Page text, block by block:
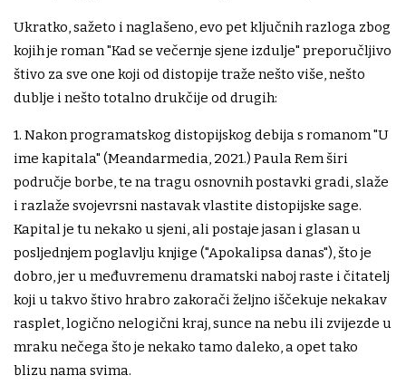
Ukratko, sažeto i naglašeno, evo pet ključnih razloga zbog
kojih je roman "Kad se večernje sjene izdulje" preporučljivo
štivo za sve one koji od distopije traže nešto više, nešto
dublje i nešto totalno drukčije od drugih:
1. Nakon programatskog distopijskog debija s romanom "U
ime kapitala" (Meandarmedia, 2021.) Paula Rem širi
područje borbe, te na tragu osnovnih postavki gradi, slaže
i razlaže svojevrsni nastavak vlastite distopijske sage.
Kapital je tu nekako u sjeni, ali postaje jasan i glasan u
posljednjem poglavlju knjige ("Apokalipsa danas"), što je
dobro, jer u međuvremenu dramatski naboj raste i čitatelj
koji u takvo štivo hrabro zakorači željno iščekuje nekakav
rasplet, logično nelogični kraj, sunce na nebu ili zvijezde u
mraku nečega što je nekako tamo daleko, a opet tako
blizu nama svima.